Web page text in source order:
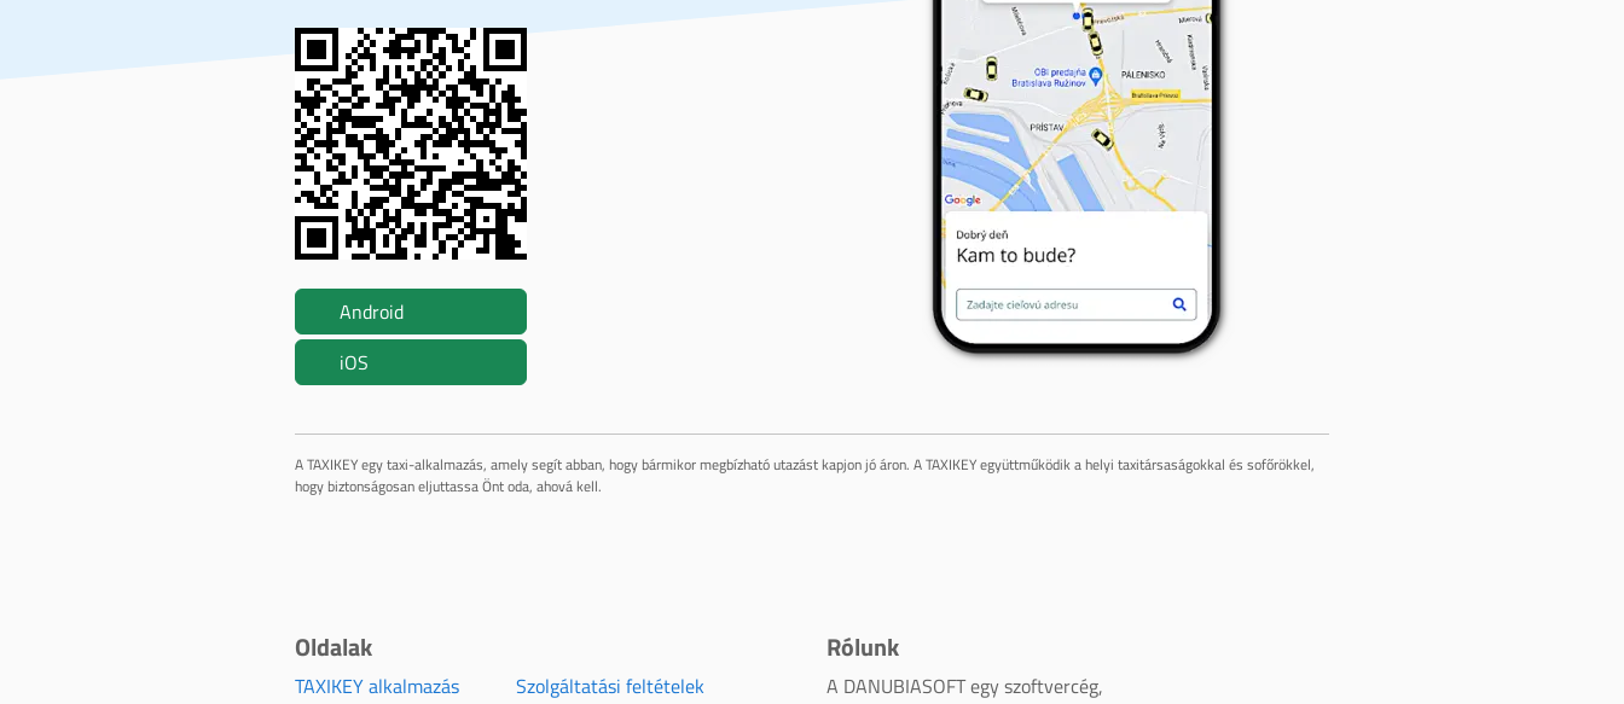
Android
iOS
A TAXIKEY egy taxi-alkalmazás, amely segít abban, hogy bármikor megbízható utazást kapjon jó áron. A TAXIKEY együttműködik a helyi taxitársaságokkal és sofőrökkel,
hogy biztonságosan eljuttassa Önt oda, ahová kell.
Oldalak
TAXIKEY alkalmazás
Szolgáltatási feltételek
Rólunk
A DANUBIASOFT egy szoftvercég,